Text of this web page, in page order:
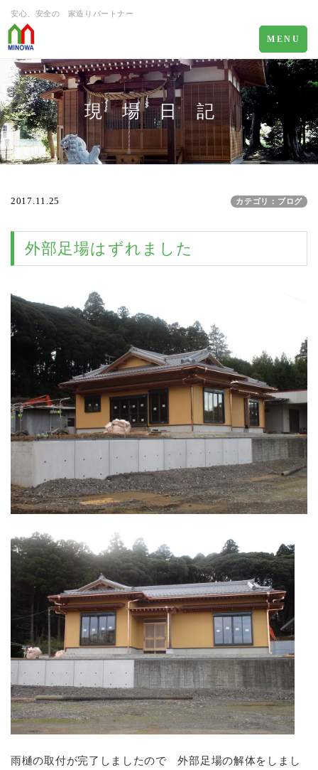
安心、安全の 家造りパートナー
Toggle
navigation
MENU
現 場 日 記
2017.11.25 カテゴリ：ブログ
外部足場はずれました
雨樋の取付が完了しましたので 外部足場の解体をしまし